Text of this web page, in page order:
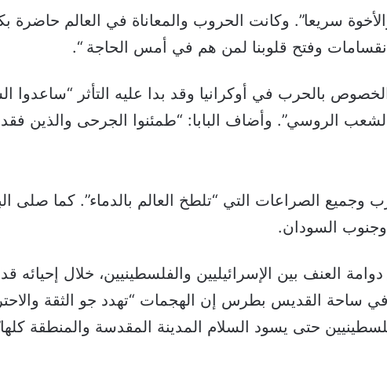
سريعا”. وكانت الحروب والمعاناة في العالم حاضرة
وفتح قلوبنا لمن هم في أمس الحاجة “.
بالحرب في أوكرانيا وقد بدا عليه التأثر “ساعدوا
الروسي”. وأضاف البابا: “طمئنوا الجرحى والذين
وجميع الصراعات التي “تلطخ العالم بالدماء”. كما صلى
وجنوب السودان.
العنف بين الإسرائيليين والفلسطينيين، خلال إحيائه
أمام 100 ألف مؤمن تجمعوا في ساحة القديس بطرس إن الهجمات “تهدد جو الثقة
حتى يسود السلام المدينة المقدسة والمنطقة